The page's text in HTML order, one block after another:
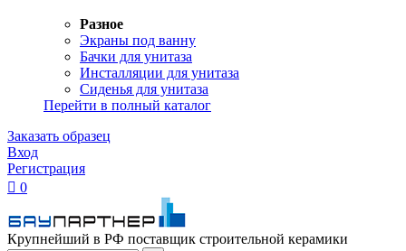
Разное
Экраны под ванну
Бачки для унитаза
Инсталляции для унитаза
Сиденья для унитаза
Перейти в полный каталог
Заказать образец
Вход
Регистрация
 0
Крупнейший в РФ поставщик строительной керамики